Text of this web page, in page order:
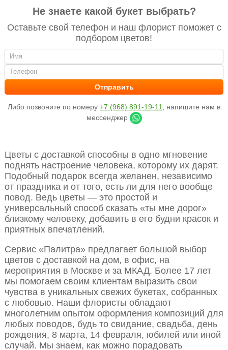
Не знаете какой букет выбрать?
Оставьте свой телефон и наш флорист поможет с
подбором цветов!
Либо позвоните по номеру +7 (968) 891-19-11
, напишите нам в
мессенджер
Цветы с доставкой способны в одно мгновение
поднять настроение человека, которому их дарят.
Подобный подарок всегда желанен, независимо
от праздника и от того, есть ли для него вообще
повод. Ведь цветы — это простой и
универсальный способ сказать «ты мне дорог»
близкому человеку, добавить в его будни красок и
приятных впечатлений.
Сервис «Палитра» предлагает большой выбор
цветов с доставкой на дом, в офис, на
мероприятия в Москве и за МКАД. Более 17 лет
мы помогаем своим клиентам выразить свои
чувства в уникальных свежих букетах, собранных
с любовью. Наши флористы обладают
многолетним опытом оформления композиций для
любых поводов, будь то свидание, свадьба, день
рождения, 8 марта, 14 февраля, юбилей или иной
случай. Мы знаем, как можно порадовать